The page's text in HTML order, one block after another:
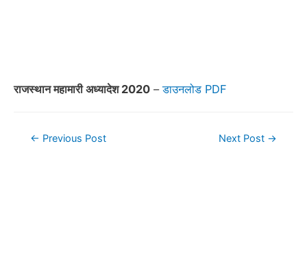
राजस्थान महामारी अध्यादेश 2020 –डाउनलोड PDF
Post← Previous Post Next Post →